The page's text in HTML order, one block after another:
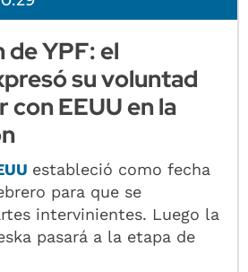
YPF: el
su voluntad
con EEUU en la
estableció como fecha
para que se
intervinientes. Luego la
pasará a la etapa de